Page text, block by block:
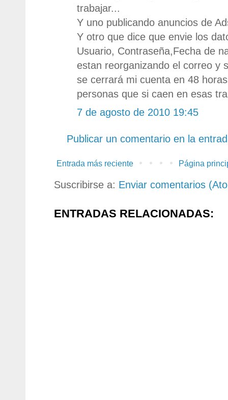
trabajar...
Y uno publicando anuncios de
Y otro que dice que envie los
Usuario, Contraseña,Fecha de
estan reorganizando el correo y
se cerrará mi cuenta en 48
personas que si caen en esas
7 de agosto de 2010 19:45
Publicar un comentario en la
Entrada más reciente Página
Suscribirse a: Enviar comentarios
ENTRADAS RELACIONADAS: